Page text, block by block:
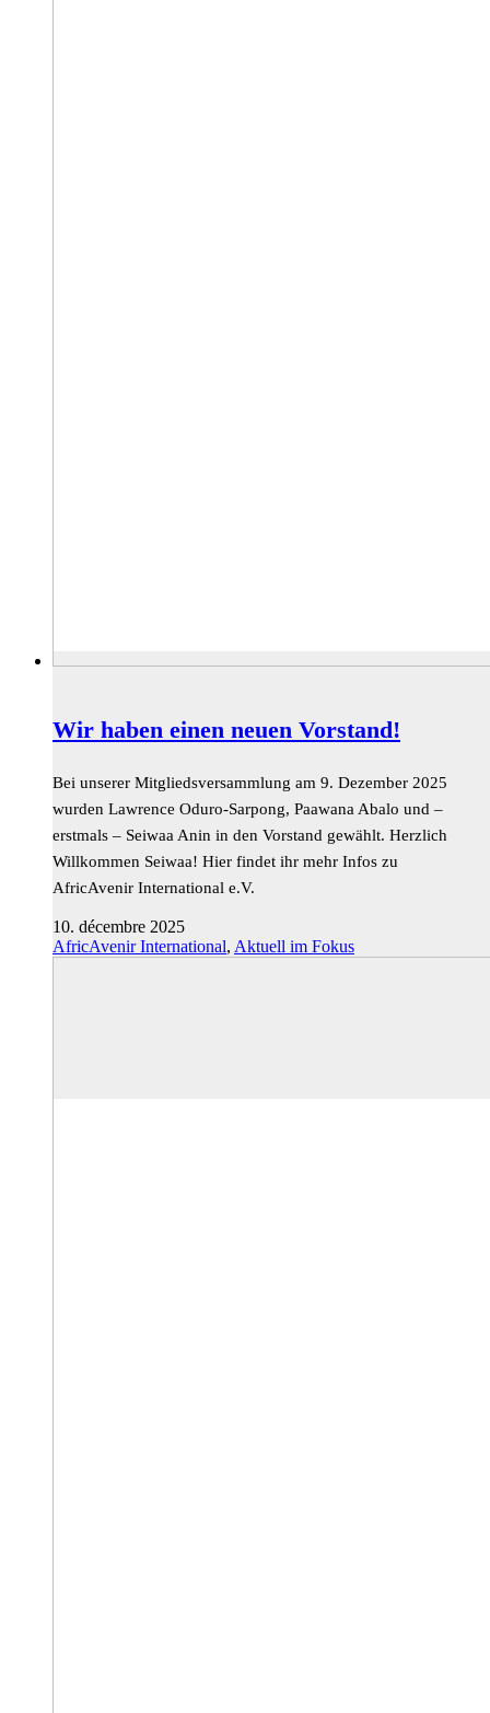
Wir haben einen neuen Vorstand!
Bei unserer Mitgliedsversammlung am 9. Dezember 2025
wurden Lawrence Oduro-Sarpong, Paawana Abalo und –
erstmals – Seiwaa Anin in den Vorstand gewählt. Herzlich
Willkommen Seiwaa! Hier findet ihr mehr Infos zu
AfricAvenir International e.V.
10. décembre 2025
AfricAvenir International, Aktuell im Fokus